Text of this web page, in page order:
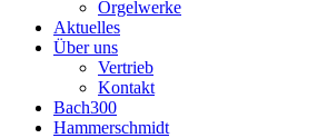
Orgelwerke
Aktuelles
Über uns
Vertrieb
Kontakt
Bach300
Hammerschmidt